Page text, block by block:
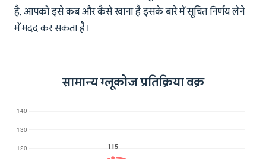
है, आपको इसे कब और कैसे खाना है इसके बारे में सूचित निर्णय लेने
में मदद कर सकता है।
सामान्य ग्लूकोज प्रतिक्रिया वक्र